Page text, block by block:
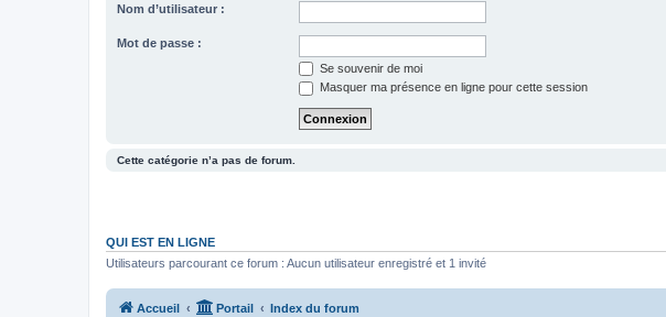
Nom d’utilisateur :
Mot de passe :
Se souvenir de moi
Masquer ma présence en ligne pour cette session
Cette catégorie n’a pas de forum.
QUI EST EN LIGNE
Utilisateurs parcourant ce forum : Aucun utilisateur enregistré et 1 invité
Accueil Portail Index du forum